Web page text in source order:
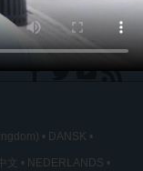
DANSK
文
NEDERLANDS